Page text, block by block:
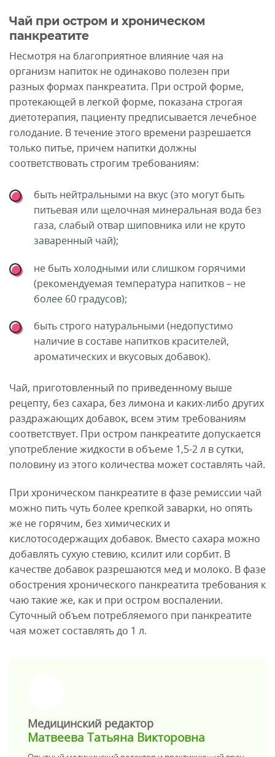
Чай при остром и хроническом
панкреатите
Несмотря на благоприятное влияние чая на
организм напиток не одинаково полезен при
разных формах панкреатита. При острой форме,
протекающей в легкой форме, показана строгая
диетотерапия, пациенту предписывается лечебное
голодание. В течение этого времени разрешается
только питье, причем напитки должны
соответствовать строгим требованиям:
быть нейтральными на вкус (это могут быть
питьевая или щелочная минеральная вода без
газа, слабый отвар шиповника или не круто
заваренный чай);
не быть холодными или слишком горячими
(рекомендуемая температура напитков – не
более 60 градусов);
быть строго натуральными (недопустимо
наличие в составе напитков красителей,
ароматических и вкусовых добавок).
Чай, приготовленный по приведенному выше
рецепту, без сахара, без лимона и каких-либо других
раздражающих добавок, всем этим требованиям
соответствует. При остром панкреатите допускается
употребление жидкости в объеме 1,5-2 л в сутки,
половину из этого количества может составлять чай.
При хроническом панкреатите в фазе ремиссии чай
можно пить чуть более крепкой заварки, но опять
же не горячим, без химических и
кислотосодержащих добавок. Вместо сахара можно
добавлять сухую стевию, ксилит или сорбит. В
качестве добавок разрешаются мед и молоко. В фазе
обострения хронического панкреатита требования к
чаю такие же, как и при остром воспалении.
Суточный объем потребляемого при панкреатите
чая может составлять до 1 л.
>
Медицинский редактор
Матвеева Татьяна Викторовна